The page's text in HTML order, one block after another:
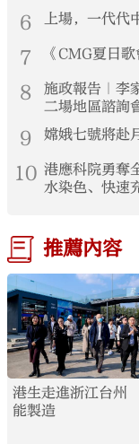
6 上場，一代代
7 《CMG夏日
8
施政報告｜李
二場地區諮詢
9 嫦娥七號將赴
10 港應科院勇奪
水染色、快速
推薦內容
港生走進浙江台州
能製造